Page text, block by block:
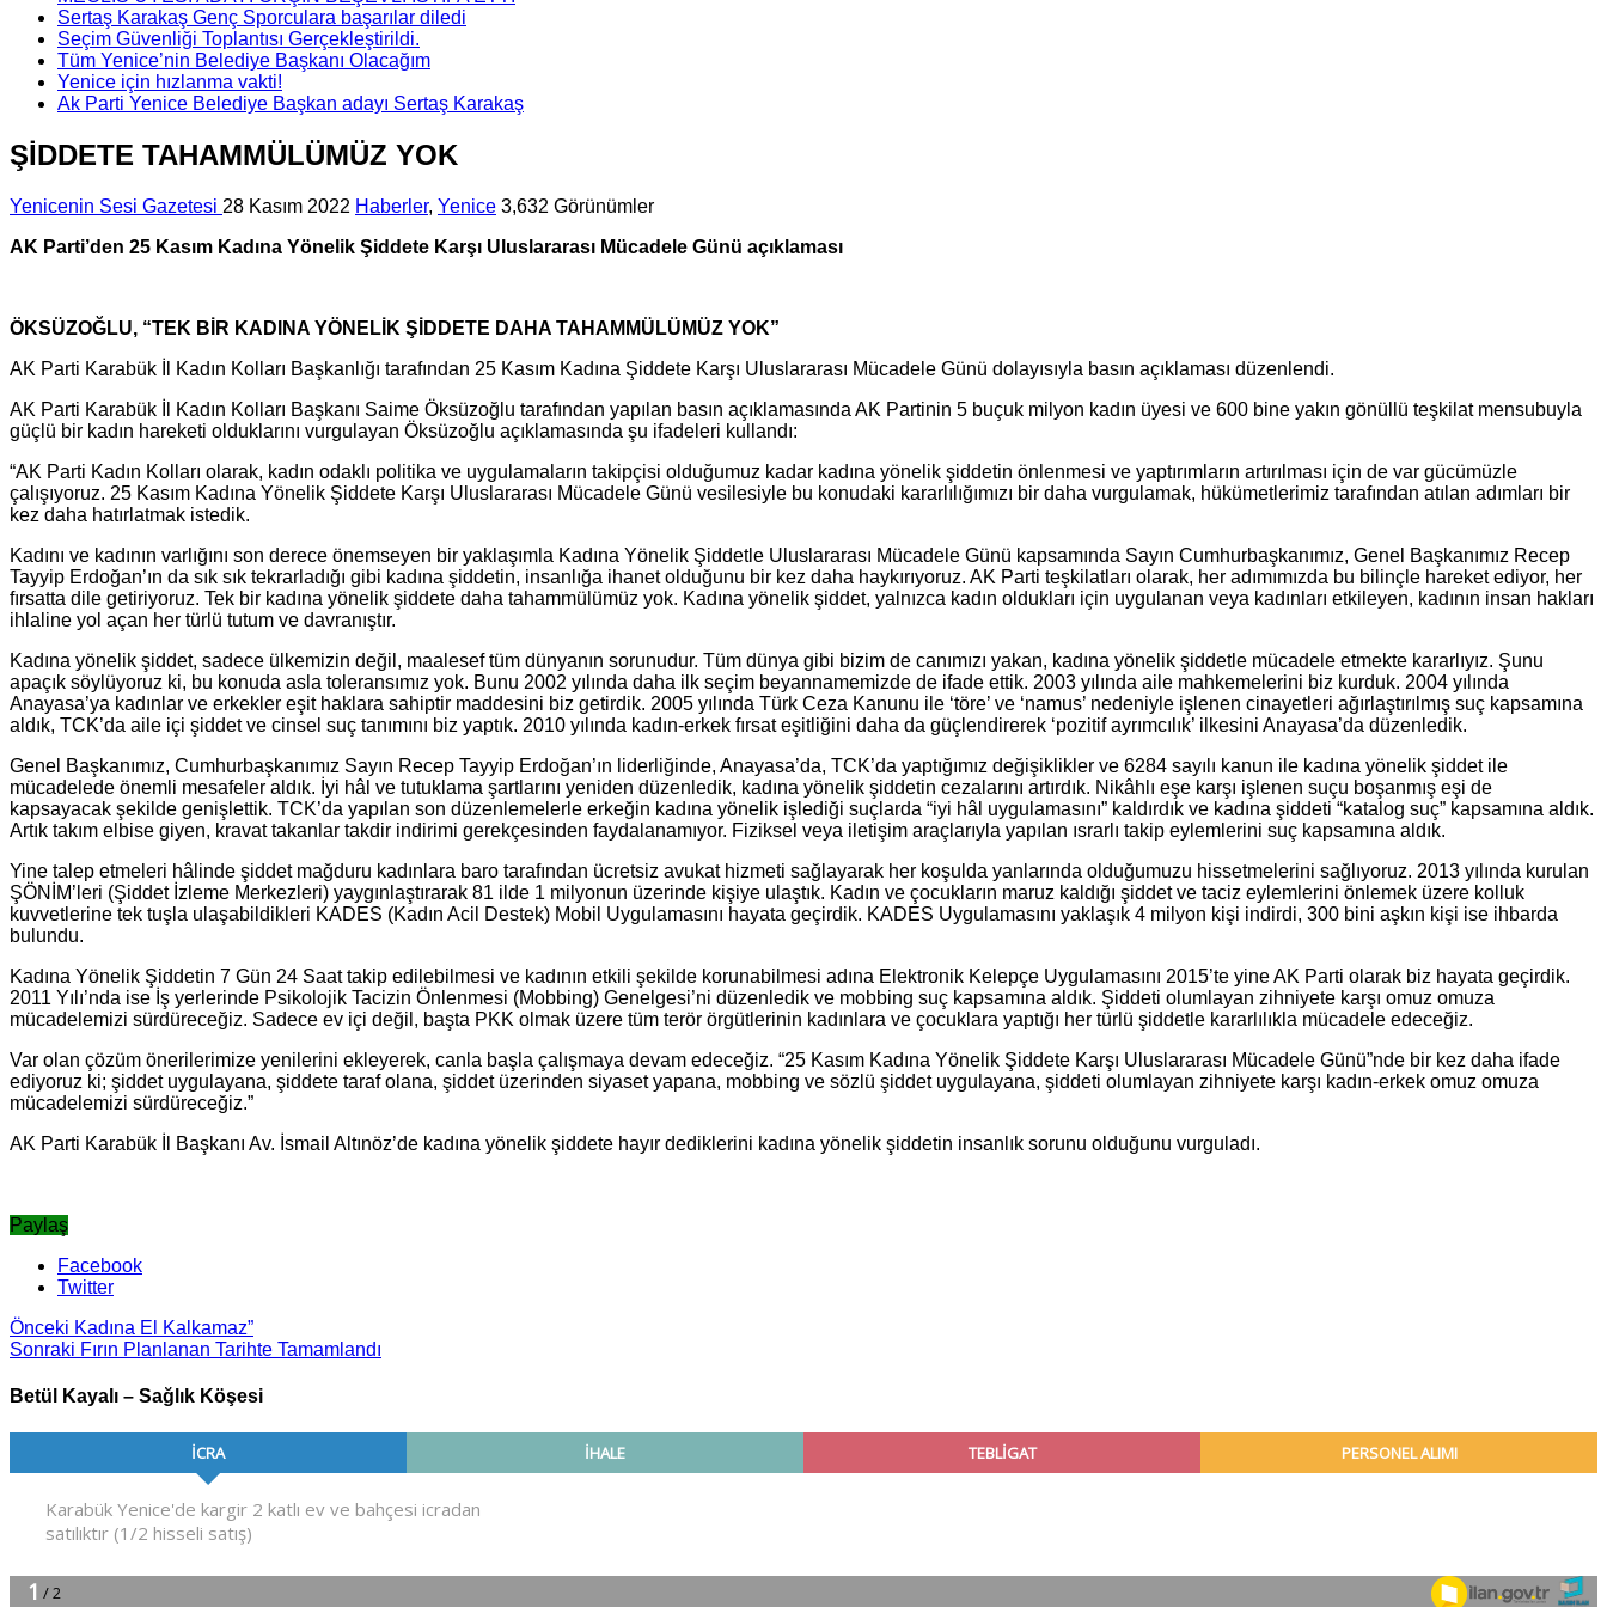
Sertaş Karakaş Genç Sporculara başarılar diledi
Seçim Güvenliği Toplantısı Gerçekleştirildi.
Tüm Yenice’nin Belediye Başkanı Olacağım
Yenice için hızlanma vakti!
Ak Parti Yenice Belediye Başkan adayı Sertaş Karakaş
ŞİDDETE TAHAMMÜLÜMÜZ YOK
Yenicenin Sesi Gazetesi 28 Kasım 2022 Haberler, Yenice 3,632 Görünümler
AK Parti’den 25 Kasım Kadına Yönelik Şiddete Karşı Uluslararası Mücadele Günü açıklaması
ÖKSÜZOĞLU, “TEK BİR KADINA YÖNELİK ŞİDDETE DAHA TAHAMMÜLÜMÜZ YOK”
AK Parti Karabük İl Kadın Kolları Başkanlığı tarafından 25 Kasım Kadına Şiddete Karşı Uluslararası Mücadele Günü dolayısıyla basın açıklaması düzenlendi.
AK Parti Karabük İl Kadın Kolları Başkanı Saime Öksüzoğlu tarafından yapılan basın açıklamasında AK Partinin 5 buçuk milyon kadın üyesi ve 600 bine yakın gönüllü teşkilat mensubuyla
güçlü bir kadın hareketi olduklarını vurgulayan Öksüzoğlu açıklamasında şu ifadeleri kullandı:
“AK Parti Kadın Kolları olarak, kadın odaklı politika ve uygulamaların takipçisi olduğumuz kadar kadına yönelik şiddetin önlenmesi ve yaptırımların artırılması için de var gücümüzle
çalışıyoruz. 25 Kasım Kadına Yönelik Şiddete Karşı Uluslararası Mücadele Günü vesilesiyle bu konudaki kararlılığımızı bir daha vurgulamak, hükümetlerimiz tarafından atılan adımları bir
kez daha hatırlatmak istedik.
Kadını ve kadının varlığını son derece önemseyen bir yaklaşımla Kadına Yönelik Şiddetle Uluslararası Mücadele Günü kapsamında Sayın Cumhurbaşkanımız, Genel Başkanımız Recep
Tayyip Erdoğan’ın da sık sık tekrarladığı gibi kadına şiddetin, insanlığa ihanet olduğunu bir kez daha haykırıyoruz. AK Parti teşkilatları olarak, her adımımızda bu bilinçle hareket ediyor, her
fırsatta dile getiriyoruz. Tek bir kadına yönelik şiddete daha tahammülümüz yok. Kadına yönelik şiddet, yalnızca kadın oldukları için uygulanan veya kadınları etkileyen, kadının insan hakları
ihlaline yol açan her türlü tutum ve davranıştır.
Kadına yönelik şiddet, sadece ülkemizin değil, maalesef tüm dünyanın sorunudur. Tüm dünya gibi bizim de canımızı yakan, kadına yönelik şiddetle mücadele etmekte kararlıyız. Şunu
apaçık söylüyoruz ki, bu konuda asla toleransımız yok. Bunu 2002 yılında daha ilk seçim beyannamemizde de ifade ettik. 2003 yılında aile mahkemelerini biz kurduk. 2004 yılında
Anayasa’ya kadınlar ve erkekler eşit haklara sahiptir maddesini biz getirdik. 2005 yılında Türk Ceza Kanunu ile ‘töre’ ve ‘namus’ nedeniyle işlenen cinayetleri ağırlaştırılmış suç kapsamına
aldık, TCK’da aile içi şiddet ve cinsel suç tanımını biz yaptık. 2010 yılında kadın-erkek fırsat eşitliğini daha da güçlendirerek ‘pozitif ayrımcılık’ ilkesini Anayasa’da düzenledik.
Genel Başkanımız, Cumhurbaşkanımız Sayın Recep Tayyip Erdoğan’ın liderliğinde, Anayasa’da, TCK’da yaptığımız değişiklikler ve 6284 sayılı kanun ile kadına yönelik şiddet ile
mücadelede önemli mesafeler aldık. İyi hâl ve tutuklama şartlarını yeniden düzenledik, kadına yönelik şiddetin cezalarını artırdık. Nikâhlı eşe karşı işlenen suçu boşanmış eşi de
kapsayacak şekilde genişlettik. TCK’da yapılan son düzenlemelerle erkeğin kadına yönelik işlediği suçlarda “iyi hâl uygulamasını” kaldırdık ve kadına şiddeti “katalog suç” kapsamına aldık.
Artık takım elbise giyen, kravat takanlar takdir indirimi gerekçesinden faydalanamıyor. Fiziksel veya iletişim araçlarıyla yapılan ısrarlı takip eylemlerini suç kapsamına aldık.
Yine talep etmeleri hâlinde şiddet mağduru kadınlara baro tarafından ücretsiz avukat hizmeti sağlayarak her koşulda yanlarında olduğumuzu hissetmelerini sağlıyoruz. 2013 yılında kurulan
ŞÖNİM’leri (Şiddet İzleme Merkezleri) yaygınlaştırarak 81 ilde 1 milyonun üzerinde kişiye ulaştık. Kadın ve çocukların maruz kaldığı şiddet ve taciz eylemlerini önlemek üzere kolluk
kuvvetlerine tek tuşla ulaşabildikleri KADES (Kadın Acil Destek) Mobil Uygulamasını hayata geçirdik. KADES Uygulamasını yaklaşık 4 milyon kişi indirdi, 300 bini aşkın kişi ise ihbarda
bulundu.
Kadına Yönelik Şiddetin 7 Gün 24 Saat takip edilebilmesi ve kadının etkili şekilde korunabilmesi adına Elektronik Kelepçe Uygulamasını 2015’te yine AK Parti olarak biz hayata geçirdik.
2011 Yılı’nda ise İş yerlerinde Psikolojik Tacizin Önlenmesi (Mobbing) Genelgesi’ni düzenledik ve mobbing suç kapsamına aldık. Şiddeti olumlayan zihniyete karşı omuz omuza
mücadelemizi sürdüreceğiz. Sadece ev içi değil, başta PKK olmak üzere tüm terör örgütlerinin kadınlara ve çocuklara yaptığı her türlü şiddetle kararlılıkla mücadele edeceğiz.
Var olan çözüm önerilerimize yenilerini ekleyerek, canla başla çalışmaya devam edeceğiz. “25 Kasım Kadına Yönelik Şiddete Karşı Uluslararası Mücadele Günü”nde bir kez daha ifade
ediyoruz ki; şiddet uygulayana, şiddete taraf olana, şiddet üzerinden siyaset yapana, mobbing ve sözlü şiddet uygulayana, şiddeti olumlayan zihniyete karşı kadın-erkek omuz omuza
mücadelemizi sürdüreceğiz.”
AK Parti Karabük İl Başkanı Av. İsmail Altınöz’de kadına yönelik şiddete hayır dediklerini kadına yönelik şiddetin insanlık sorunu olduğunu vurguladı.
Paylaş
Facebook
Twitter
Önceki Kadına El Kalkamaz”
Sonraki Fırın Planlanan Tarihte Tamamlandı
Betül Kayalı – Sağlık Köşesi